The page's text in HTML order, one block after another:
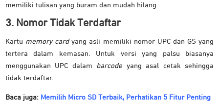
memiliki tulisan yang buram dan mudah hilang.
3. Nomor Tidak Terdaftar
Kartu memory cardyang asli memiliki nomor UPC dan GS yang
tertera dalam kemasan. Untuk versi yang palsu biasanya
menggunakan UPC dalam barcode yang asal cetak sehingga
tidak terdaftar.
Baca juga: Memilih Micro SD Terbaik, Perhatikan 5 Fitur Penting